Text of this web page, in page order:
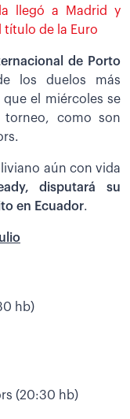
llegó a Madrid y
título de la Euro
de Porto
los duelos más
el miércoles se
torneo, como son
aún con vida
disputará su
en Ecuador.
hb)
(20:30 hb)